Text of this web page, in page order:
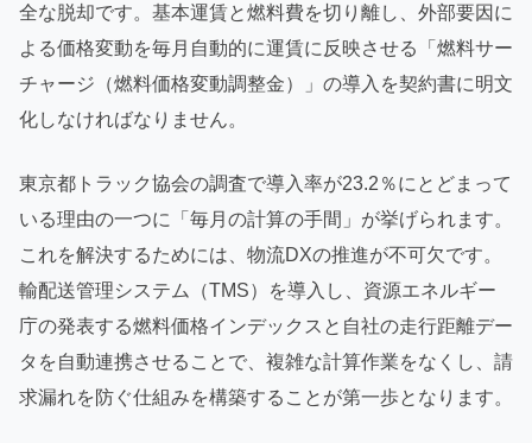
全な脱却です。基本運賃と燃料費を切り離し、外部要因に
よる価格変動を毎月自動的に運賃に反映させる「燃料サー
チャージ（燃料価格変動調整金）」の導入を契約書に明文
化しなければなりません。
東京都トラック協会の調査で導入率が23.2％にとどまって
いる理由の一つに「毎月の計算の手間」が挙げられます。
これを解決するためには、物流DXの推進が不可欠です。
輸配送管理システム（TMS）を導入し、資源エネルギー
庁の発表する燃料価格インデックスと自社の走行距離デー
タを自動連携させることで、複雑な計算作業をなくし、請
求漏れを防ぐ仕組みを構築することが第一歩となります。